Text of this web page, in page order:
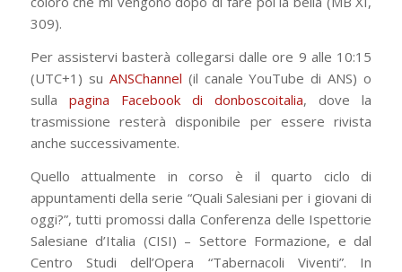
309).
Per assistervi basterà collegarsi dalle ore 9 alle 10:15
(UTC+1) su ANSChannel (il canale YouTube di ANS) o
sulla pagina Facebook di donboscoitalia, dove la
trasmissione resterà disponibile per essere rivista
anche successivamente.
Quello attualmente in corso è il quarto ciclo di
appuntamenti della serie “Quali Salesiani per i giovani di
oggi?”, tutti promossi dalla Conferenza delle Ispettorie
Salesiane d’Italia (CISI) – Settore Formazione, e dal
Centro Studi dell’Opera “Tabernacoli Viventi”. In